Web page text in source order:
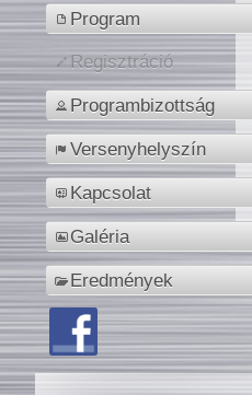
Program
Regisztráció
Programbizottság
Versenyhelyszín
Kapcsolat
Galéria
Eredmények